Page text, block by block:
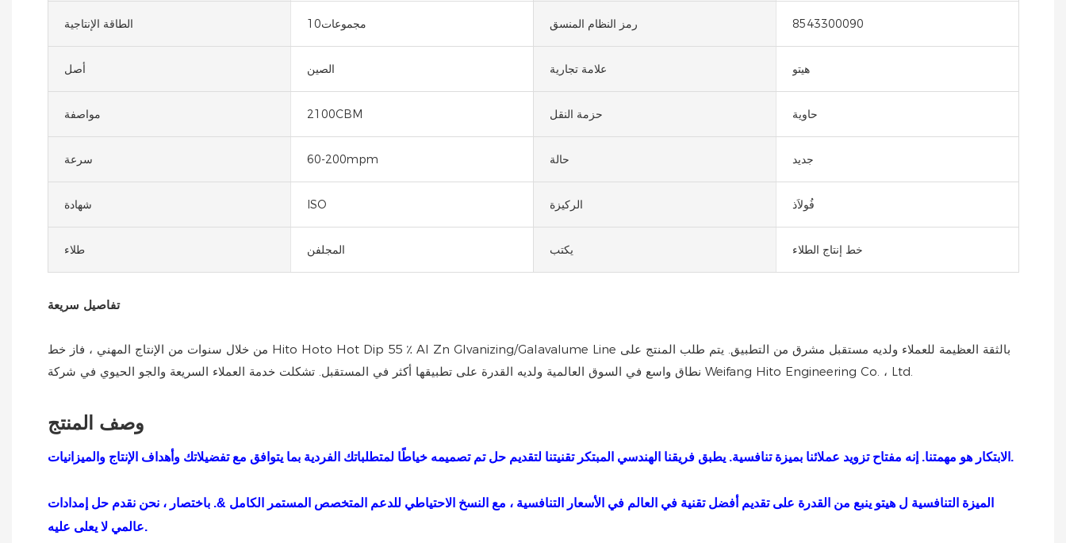
الطاقة الإنتاجية مجموعات10 رمز النظام المنسق 8543300090
أصل الصين علامة تجارية هيتو
مواصفة 2100CBM حزمة النقل حاوية
سرعة 60-200mpm حالة جديد
شهادة ISO الركيزة فُولاَذ
طلاء المجلفن يكتب خط إنتاج الطلاء
تفاصيل سريعة
من خلال سنوات من الإنتاج المهني ، فاز خط Hito Hoto Hot Dip 55 ٪ Al Zn Glvanizing/Galavalume Line بالثقة العظيمة للعملاء ولديه مستقبل مشرق من التطبيق. يتم طلب المنتج على
نطاق واسع في السوق العالمية ولديه القدرة على تطبيقها أكثر في المستقبل. تشكلت خدمة العملاء السريعة والجو الحيوي في شركة Weifang Hito Engineering Co. ، Ltd.
وصف المنتج
الابتكار هو مهمتنا. إنه مفتاح تزويد عملائنا بميزة تنافسية. يطبق فريقنا الهندسي المبتكر تقنيتنا لتقديم حل تم تصميمه خياطًا لمتطلباتك الفردية بما يتوافق مع تفضيلاتك وأهداف الإنتاج والميزانيات.
الميزة التنافسية ل هيتو ينبع من القدرة على تقديم أفضل تقنية في العالم في الأسعار التنافسية ، مع النسخ الاحتياطي للدعم المتخصص المستمر الكامل &. باختصار ، نحن نقدم حل إمدادات
عالمي لا يعلى عليه.